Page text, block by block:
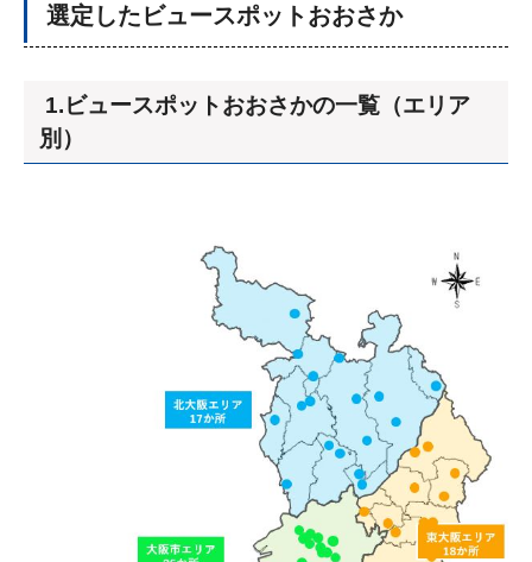
選定したビュースポットおおさか
1.ビュースポットおおさかの一覧（エリア
別）